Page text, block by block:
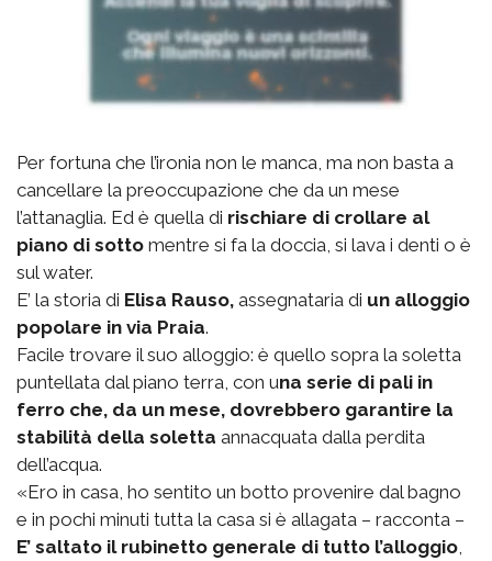
Per fortuna che l’ironia non le manca, ma non basta a
cancellare la preoccupazione che da un mese
l’attanaglia. Ed è quella di rischiare di crollare al
piano di sotto mentre si fa la doccia, si lava i denti o è
sul water.
E’ la storia di Elisa Rauso, assegnataria di un alloggio
popolare in via Praia.
Facile trovare il suo alloggio: è quello sopra la soletta
puntellata dal piano terra, con una serie di pali in
ferro che, da un mese, dovrebbero garantire la
stabilità della soletta annacquata dalla perdita
dell’acqua.
«Ero in casa, ho sentito un botto provenire dal bagno
e in pochi minuti tutta la casa si è allagata – racconta –
E’ saltato il rubinetto generale di tutto l’alloggio,